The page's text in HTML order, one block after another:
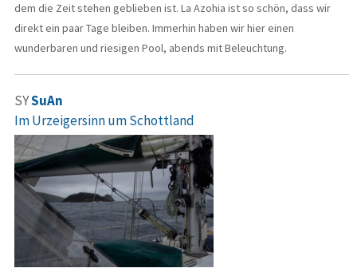
dem die Zeit stehen geblieben ist. La Azohia ist so schön, dass wir
direkt ein paar Tage bleiben. Immerhin haben wir hier einen
wunderbaren und riesigen Pool, abends mit Beleuchtung.
SYSuAn
Im Urzeigersinn um Schottland